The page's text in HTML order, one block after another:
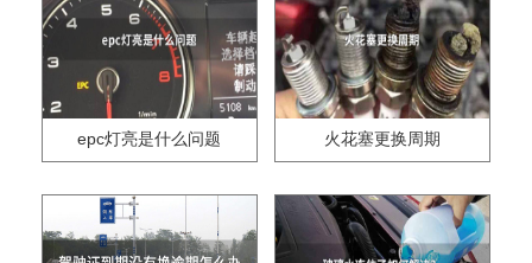
epc灯亮是什么问题 火花塞更换周期